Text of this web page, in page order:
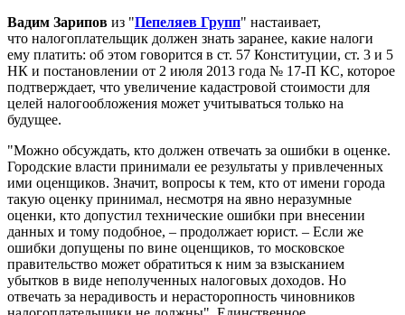
Вадим Зарипов из "Пепеляев Групп" настаивает,
что налогоплательщик должен знать заранее, какие налоги
ему платить: об этом говорится в ст. 57 Конституции, ст. 3 и 5
НК и постановлении от 2 июля 2013 года № 17-П КС, которое
подтверждает, что увеличение кадастровой стоимости для
целей налогообложения может учитываться только на
будущее.
"Можно обсуждать, кто должен отвечать за ошибки в оценке.
Городские власти принимали ее результаты у привлеченных
ими оценщиков. Значит, вопросы к тем, кто от имени города
такую оценку принимал, несмотря на явно неразумные
оценки, кто допустил технические ошибки при внесении
данных и тому подобное, – продолжает юрист. – Если же
ошибки допущены по вине оценщиков, то московское
правительство может обратиться к ним за взысканием
убытков в виде неполученных налоговых доходов. Но
отвечать за нерадивость и нерасторопность чиновников